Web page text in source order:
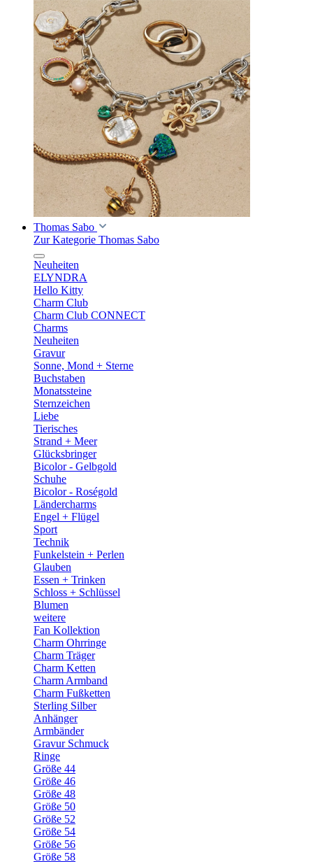
Thomas Sabo
Zur Kategorie Thomas Sabo
Neuheiten
ELYNDRA
Hello Kitty
Charm Club
Charm Club CONNECT
Charms
Neuheiten
Gravur
Sonne, Mond + Sterne
Buchstaben
Monatssteine
Sternzeichen
Liebe
Tierisches
Strand + Meer
Glücksbringer
Bicolor - Gelbgold
Schuhe
Bicolor - Roségold
Ländercharms
Engel + Flügel
Sport
Technik
Funkelstein + Perlen
Glauben
Essen + Trinken
Schloss + Schlüssel
Blumen
weitere
Fan Kollektion
Charm Ohrringe
Charm Träger
Charm Ketten
Charm Armband
Charm Fußketten
Sterling Silber
Anhänger
Armbänder
Gravur Schmuck
Ringe
Größe 44
Größe 46
Größe 48
Größe 50
Größe 52
Größe 54
Größe 56
Größe 58